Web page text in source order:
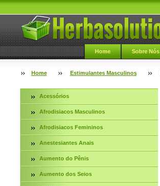
Home Sobre Nós
Home Estimulantes Masculinos
Acessórios
Afrodisiacos Masculinos
Afrodisiacos Femininos
Anestesiantes Anais
Aumento do Pênis
Aumento dos Seios